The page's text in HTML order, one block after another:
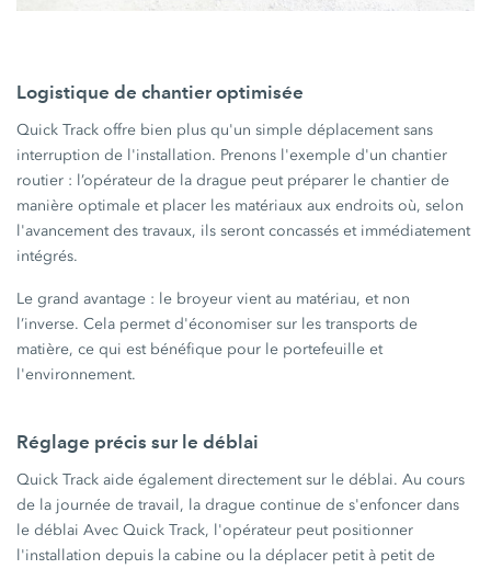
Logistique de chantier optimisée
Quick Track offre bien plus qu'un simple déplacement sans
interruption de l'installation. Prenons l'exemple d'un chantier
routier : l’opérateur de la drague peut préparer le chantier de
manière optimale et placer les matériaux aux endroits où, selon
l'avancement des travaux, ils seront concassés et immédiatement
intégrés.
Le grandavantage : le broyeur vient au matériau, et non
l’inverse. Cela permet d'économiser sur les transports de
matière, ce qui est bénéfique pour le portefeuille et
l'environnement.
Réglage précis sur le déblai
Quick Track aide également directement sur le déblai. Au cours
de la journée de travail, la drague continue de s'enfoncer dans
le déblai Avec Quick Track, l'opérateur peut positionner
l'installation depuis la cabine ou la déplacer petit à petit de